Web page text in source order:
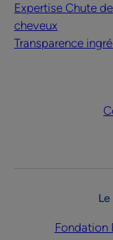
Expertise Chute de
cheveux
Transparence
Fondation